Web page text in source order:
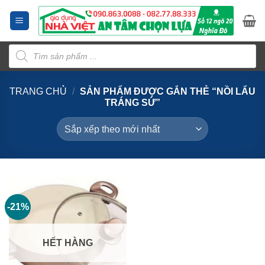
dung
Tìm
kiếm
sản
phẩm
TRANG CHỦ / SẢN PHẨM ĐƯỢC GẮN THẺ “NỒI LẨU
TRÁNG SỨ”
-21%
HẾT HÀNG